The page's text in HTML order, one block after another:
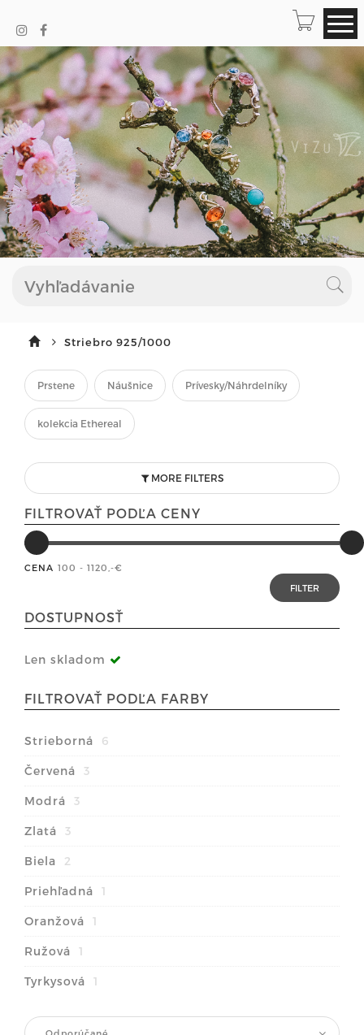
Striebro 925/1000
Prstene Náušnice Prívesky/Náhrdelníky
kolekcia Ethereal
MORE FILTERS
FILTROVAŤ PODĽA CENY
CENA 100 - 1120 ,-€
DOSTUPNOSŤ
Len skladom
FILTROVAŤ PODĽA FARBY
Strieborná 6
Červená 3
Modrá 3
Zlatá 3
Biela 2
Priehľadná 1
Oranžová 1
Ružová 1
Tyrkysová 1